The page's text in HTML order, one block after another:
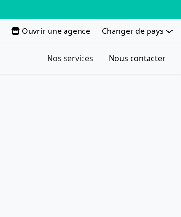
Ouvrir une agence Changer de pays
Nos services Nous contacter